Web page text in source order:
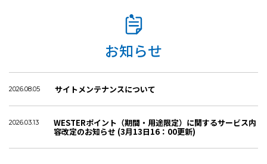
お知らせ
2026.08.05 サイトメンテナンスについて
2026.03.13 WESTERポイント（期間・用途限定）に関するサービス内
容改定のお知らせ (3月13日16：00更新)